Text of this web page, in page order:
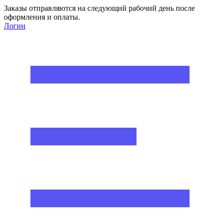
Заказы отправляются на следующий рабочий день после
оформления и оплаты.
Логин